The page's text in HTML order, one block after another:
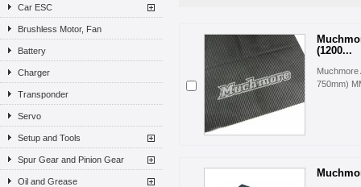
Car ESC
Brushless Motor, Fan
Battery
Charger
Transponder
Servo
Setup and Tools
Spur Gear and Pinion Gear
Oil and Grease
(1200...
Muchmore
750mm)